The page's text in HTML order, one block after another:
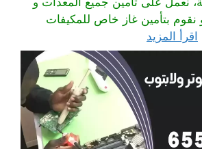
و نقوم بتأمين غاز خاص للمكيفات
اقرأ المزيد